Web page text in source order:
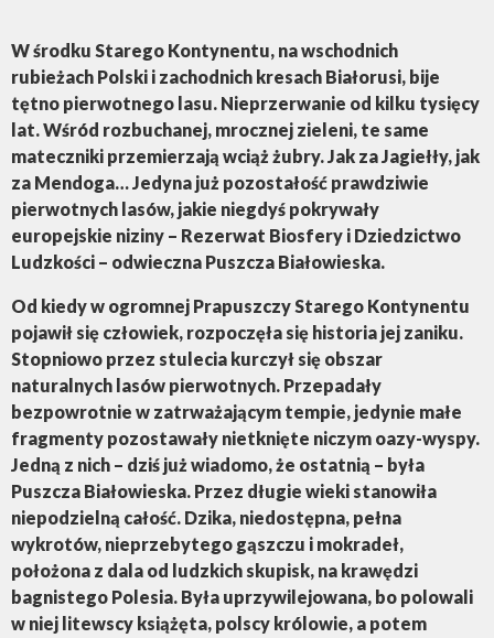
W środku Starego Kontynentu, na wschodnich
rubieżach Polski i zachodnich kresach Białorusi, bije
tętno pierwotnego lasu. Nieprzerwanie od kilku tysięcy
lat. Wśród rozbuchanej, mrocznej zieleni, te same
mateczniki przemierzają wciąż żubry. Jak za Jagiełły, jak
za Mendoga… Jedyna już pozostałość prawdziwie
pierwotnych lasów, jakie niegdyś pokrywały
europejskie niziny – Rezerwat Biosfery i Dziedzictwo
Ludzkości – odwieczna Puszcza Białowieska.
Od kiedy w ogromnej Prapuszczy Starego Kontynentu
pojawił się człowiek, rozpoczęła się historia jej zaniku.
Stopniowo przez stulecia kurczył się obszar
naturalnych lasów pierwotnych. Przepadały
bezpowrotnie w zatrważającym tempie, jedynie małe
fragmenty pozostawały nietknięte niczym oazy-wyspy.
Jedną z nich – dziś już wiadomo, że ostatnią – była
Puszcza Białowieska. Przez długie wieki stanowiła
niepodzielną całość. Dzika, niedostępna, pełna
wykrotów, nieprzebytego gąszczu i mokradeł,
położona z dala od ludzkich skupisk, na krawędzi
bagnistego Polesia. Była uprzywilejowana, bo polowali
w niej litewscy książęta, polscy królowie, a potem